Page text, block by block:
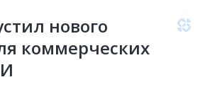
нового
коммерческих